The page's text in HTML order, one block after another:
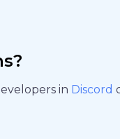
in Discord